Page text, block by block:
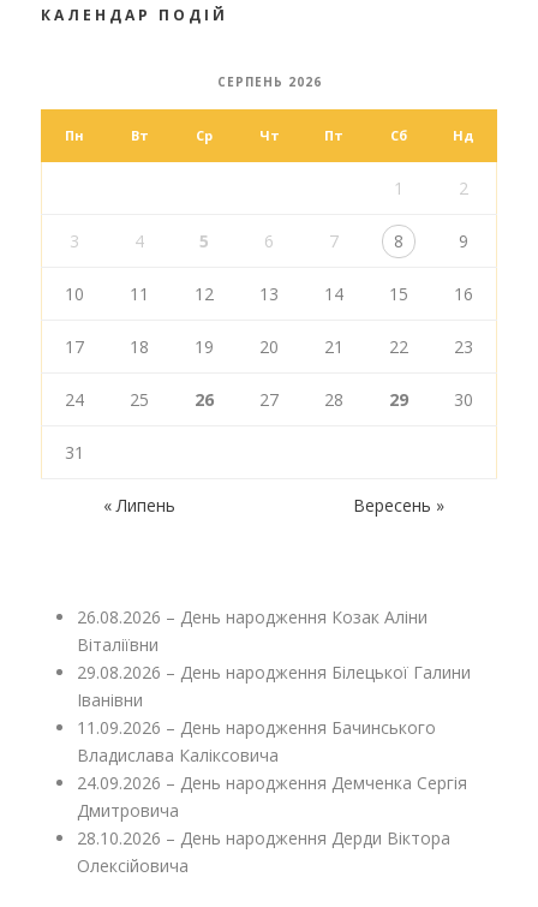
КАЛЕНДАР ПОДІЙ
СЕРПЕНЬ 2026
Пн Вт Ср Чт Пт Сб Нд
1 2
3 4 5 6 7 8 9
10 11 12 13 14 15 16
17 18 19 20 21 22 23
24 25 26 27 28 29 30
31
« Липень Вересень »
26.08.2026 – День народження Козак Аліни
Віталіївни
29.08.2026 – День народження Білецької Галини
Іванівни
11.09.2026 – День народження Бачинського
Владислава Каліксовича
24.09.2026 – День народження Демченка Сергія
Дмитровича
28.10.2026 – День народження Дерди Віктора
Олексійовича